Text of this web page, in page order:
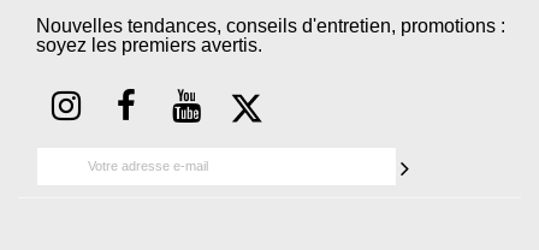
Nouvelles tendances, conseils d'entretien, promotions :
soyez les premiers avertis.